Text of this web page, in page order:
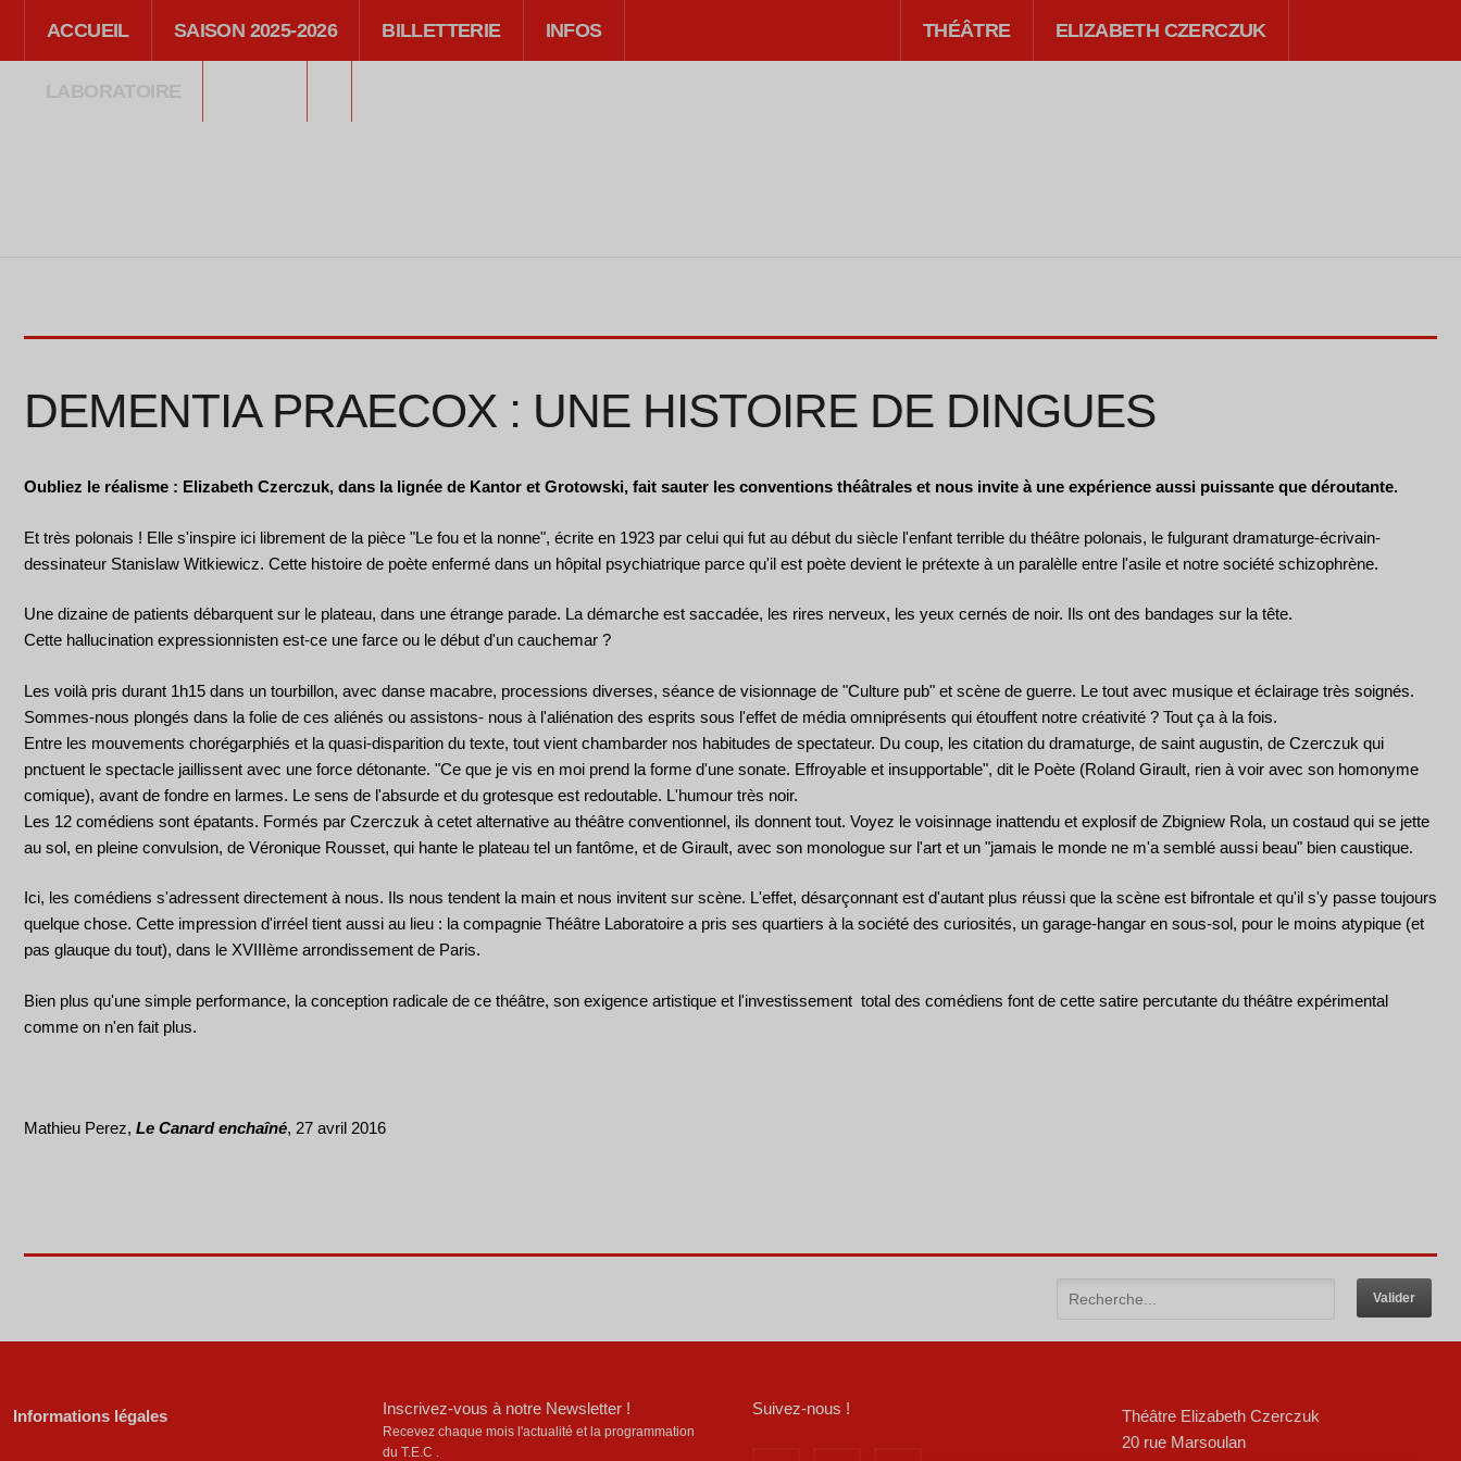
ACCUEIL SAISON 2025-2026 BILLETTERIE INFOS THÉÂTRE ELIZABETH CZERCZUK
LABORATOIRE
DEMENTIA PRAECOX : UNE HISTOIRE DE DINGUES
Oubliez le réalisme : Elizabeth Czerczuk, dans la lignée de Kantor et Grotowski, fait sauter les conventions théâtrales et nous invite à une expérience aussi puissante que déroutante.
Et très polonais ! Elle s'inspire ici librement de la pièce "Le fou et la nonne", écrite en 1923 par celui qui fut au début du siècle l'enfant terrible du théâtre polonais, le fulgurant dramaturge-écrivain-
dessinateur Stanislaw Witkiewicz. Cette histoire de poète enfermé dans un hôpital psychiatrique parce qu'il est poète devient le prétexte à un paralèlle entre l'asile et notre société schizophrène.
Une dizaine de patients débarquent sur le plateau, dans une étrange parade. La démarche est saccadée, les rires nerveux, les yeux cernés de noir. Ils ont des bandages sur la tête.
Cette hallucination expressionnisten est-ce une farce ou le début d'un cauchemar ?
Les voilà pris durant 1h15 dans un tourbillon, avec danse macabre, processions diverses, séance de visionnage de "Culture pub" et scène de guerre. Le tout avec musique et éclairage très soignés.
Sommes-nous plongés dans la folie de ces aliénés ou assistons- nous à l'aliénation des esprits sous l'effet de média omniprésents qui étouffent notre créativité ? Tout ça à la fois.
Entre les mouvements chorégarphiés et la quasi-disparition du texte, tout vient chambarder nos habitudes de spectateur. Du coup, les citation du dramaturge, de saint augustin, de Czerczuk qui
pnctuent le spectacle jaillissent avec une force détonante. "Ce que je vis en moi prend la forme d'une sonate. Effroyable et insupportable", dit le Poète (Roland Girault, rien à voir avec son homonyme
comique), avant de fondre en larmes. Le sens de l'absurde et du grotesque est redoutable. L'humour très noir.
Les 12 comédiens sont épatants. Formés par Czerczuk à cetet alternative au théâtre conventionnel, ils donnent tout. Voyez le voisinnage inattendu et explosif de Zbigniew Rola, un costaud qui se jette
au sol, en pleine convulsion, de Véronique Rousset, qui hante le plateau tel un fantôme, et de Girault, avec son monologue sur l'art et un "jamais le monde ne m'a semblé aussi beau" bien caustique.
Ici, les comédiens s'adressent directement à nous. Ils nous tendent la main et nous invitent sur scène. L'effet, désarçonnant est d'autant plus réussi que la scène est bifrontale et qu'il s'y passe toujours
quelque chose. Cette impression d'irréel tient aussi au lieu : la compagnie Théâtre Laboratoire a pris ses quartiers à la société des curiosités, un garage-hangar en sous-sol, pour le moins atypique (et
pas glauque du tout), dans le XVIIIème arrondissement de Paris.
Bien plus qu'une simple performance, la conception radicale de ce théâtre, son exigence artistique et l'investissement total des comédiens font de cette satire percutante du théâtre expérimental
comme on n'en fait plus.
Mathieu Perez, Le Canard enchaîné, 27 avril 2016
Informations légales Inscrivez-vous à notre Newsletter !
Recevez chaque mois l'actualité et la programmation
du T.E.C .
Suivez-nous !
Théâtre Elizabeth Czerczuk
20 rue Marsoulan